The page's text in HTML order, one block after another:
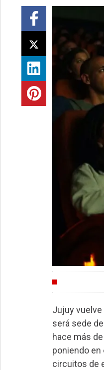
Jujuy vuelve
será sede
hace más
poniendo
circuitos de